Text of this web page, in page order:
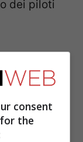
dei piloti
consent
the